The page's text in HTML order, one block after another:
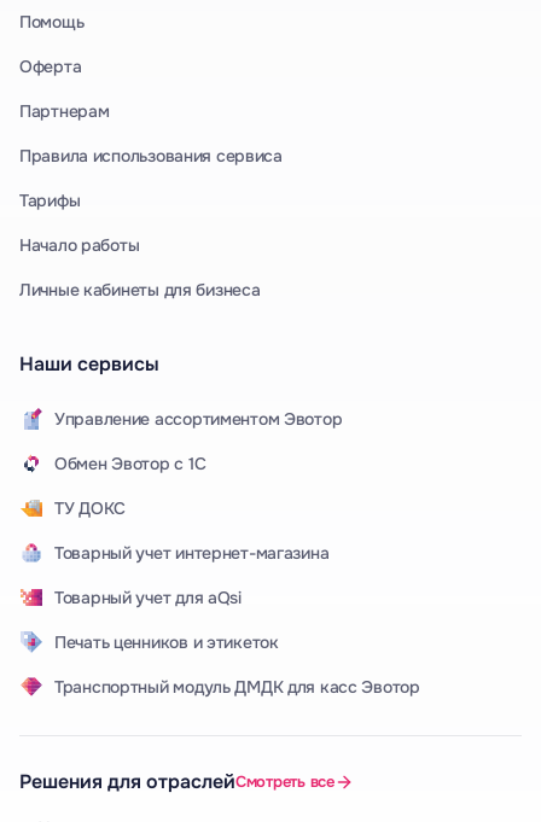
Помощь
Оферта
Партнерам
Правила использования сервиса
Тарифы
Начало работы
Личные кабинеты для бизнеса
Наши сервисы
Управление ассортиментом Эвотор
Обмен Эвотор с 1С
ТУ ДОКС
Товарный учет интернет-магазина
Товарный учет для aQsi
Печать ценников и этикеток
Транспортный модуль ДМДК для касс Эвотор
Решения для отраслейСмотреть все